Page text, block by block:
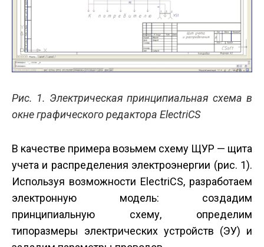
Рис. 1. Электрическая принципиальная схема в
окне графического редактора ElectriCS
В качестве примера возьмем схему ЩУР — щита
учета и распределения электроэнергии (рис. 1).
Используя возможности ElectriCS, разработаем
электронную модель: создадим
принципиальную схему, определим
типоразмеры электрических устройств (ЭУ) и